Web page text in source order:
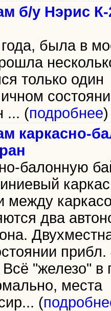
б/у Нэрис К-
была в
только один
... (подробнее)
каркасно-
балонную
между
два
"железо" в
места
(